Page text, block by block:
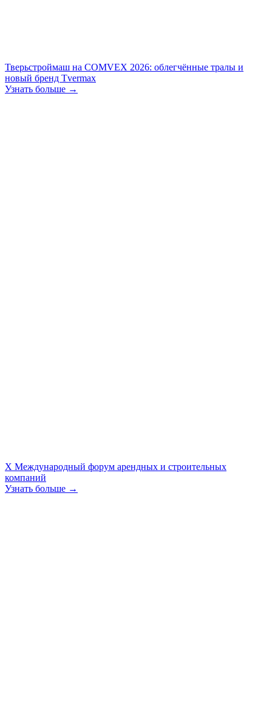
Тверьстроймаш на COMVEX 2026: облегчённые тралы и
новый бренд Tvermax
Узнать больше →
X Международный форум арендных и строительных
компаний
Узнать больше →